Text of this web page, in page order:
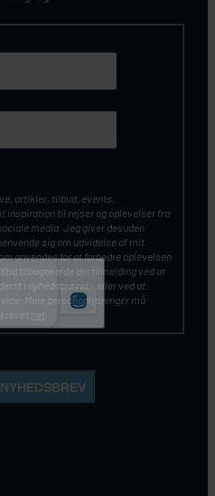
artikler, tilbud, events,
inspiration til rejser og oplevelser fra
media. Jeg giver desuden
sig om udvidelse af mit
anvendes for at forbedre oplevelsen
tilbagekalde din tilmelding ved at
i nyhedsbrevet – eller ved at
Mine personoplysninger må
her